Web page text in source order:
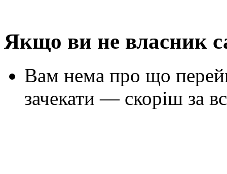
Якщо ви не власник
Вам нема про що
зачекати — скоріш за